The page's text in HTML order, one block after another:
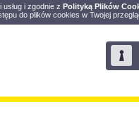
i zgodnie z Polityką Plików
do plików cookies w Twojej